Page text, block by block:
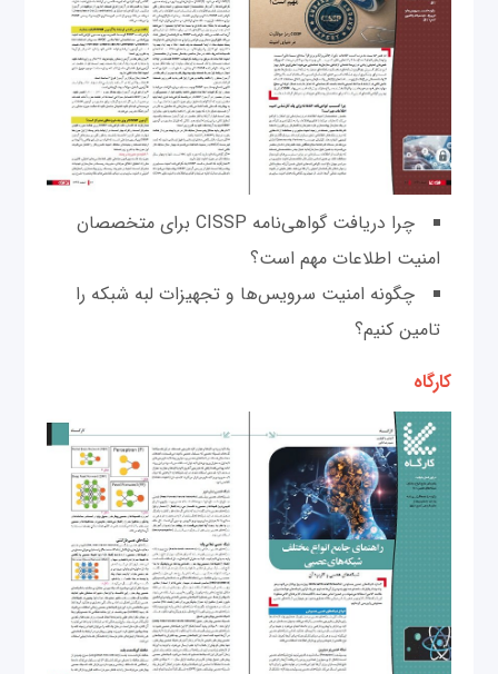
چرا دریافت گواهی‌نامه CISSP برای متخصصان
امنیت اطلاعات مهم است؟
چگونه امنیت سرویس‌ها و تجهیزات لبه شبکه را
تامین کنیم؟
کارگاه